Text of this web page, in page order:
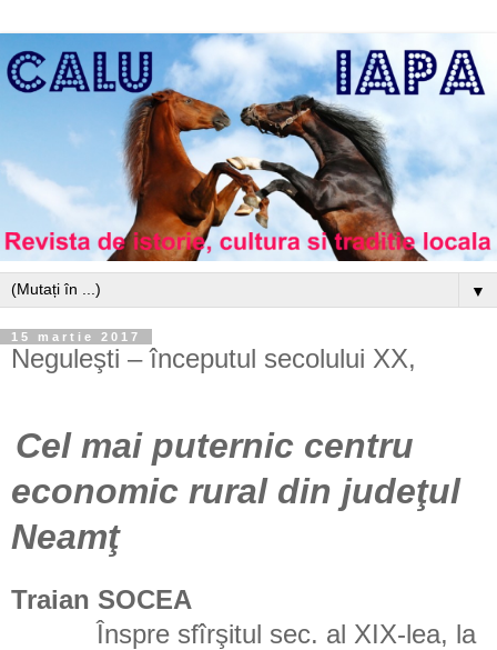
▼
15 martie 2017
Neguleşti – începutul secolului XX,
Cel mai puternic centru
economic rural din judeţul
Neamţ
Traian SOCEA
Înspre sfîrşitul sec. al XIX-lea, la